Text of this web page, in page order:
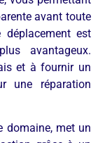
avant toute
est
avantageux.
et à fournir un
une réparation
domaine, met un